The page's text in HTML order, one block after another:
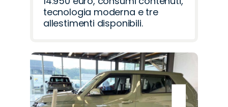
tecnologia moderna e tre
allestimenti disponibili.